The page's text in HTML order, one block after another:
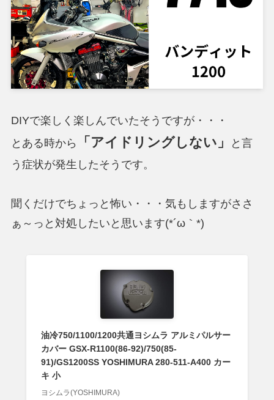
DIYで楽しく楽しんでいたそうですが・・・
とある時から
「アイドリングしない」
と言
う症状が発生したそうです。
聞くだけでちょっと怖い・・・気もしますがささ
ぁ～っと対処したいと思います(*´ω｀*)
油冷750/1100/1200共通ヨシムラ アルミパルサー
カバー GSX-R1100(86-92)/750(85-
91)/GS1200SS YOSHIMURA 280-511-A400 カー
キ 小
ヨシムラ(YOSHIMURA)